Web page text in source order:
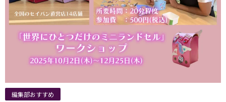
編集部おすすめ